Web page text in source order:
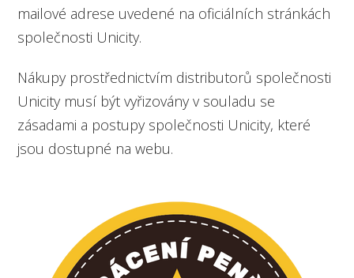
mailové adrese uvedené na oficiálních stránkách
společnosti Unicity.
Nákupy prostřednictvím distributorů společnosti
Unicity musí být vyřizovány v souladu se
zásadami a postupy společnosti Unicity, které
jsou dostupné na webu.